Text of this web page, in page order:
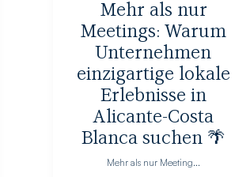
Mehr als nur
Meetings: Warum
Unternehmen
einzigartige lokale
Erlebnisse in
Alicante-Costa
Blanca suchen 🌴
Mehr als nur Meeting...